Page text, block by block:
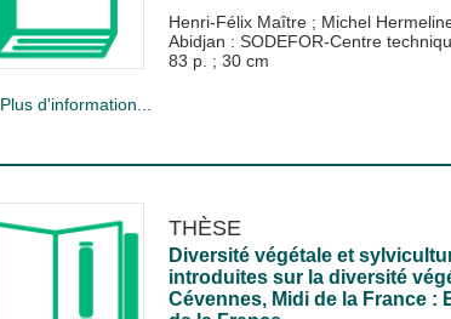
Henri-Félix Maître ; Michel
Abidjan : SODEFOR-Centre
83 p. ; 30 cm
Plus d'information...
THÈSE
Diversité végétale et
introduites sur la diversité
Cévennes, Midi de la France